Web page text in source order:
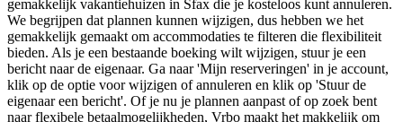
gemakkelijk vakantiehuizen in Sfax die je kosteloos kunt annuleren.
We begrijpen dat plannen kunnen wijzigen, dus hebben we het
gemakkelijk gemaakt om accommodaties te filteren die flexibiliteit
bieden. Als je een bestaande boeking wilt wijzigen, stuur je een
bericht naar de eigenaar. Ga naar 'Mijn reserveringen' in je account,
klik op de optie voor wijzigen of annuleren en klik op 'Stuur de
eigenaar een bericht'. Of je nu je plannen aanpast of op zoek bent
naar flexibele betaalmogelijkheden, Vrbo maakt het makkelijk om